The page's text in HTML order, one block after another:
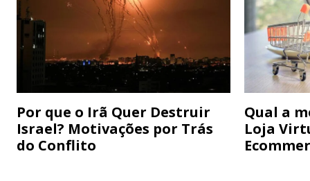
Por que o Irã Quer Destruir
Israel? Motivações por Trás
do Conflito
Qual a
Loja